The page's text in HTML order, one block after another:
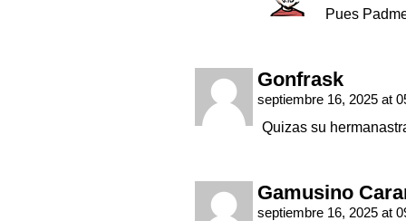
Pues
Gonfrask
septiembre 16, 2025 at
Quizas su
Gamusino
septiembre 16, 2025 at